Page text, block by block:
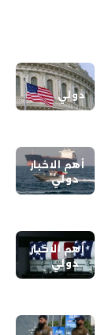
دولي
أهم الاخبار
دولي
أهم الاخبار
دولي